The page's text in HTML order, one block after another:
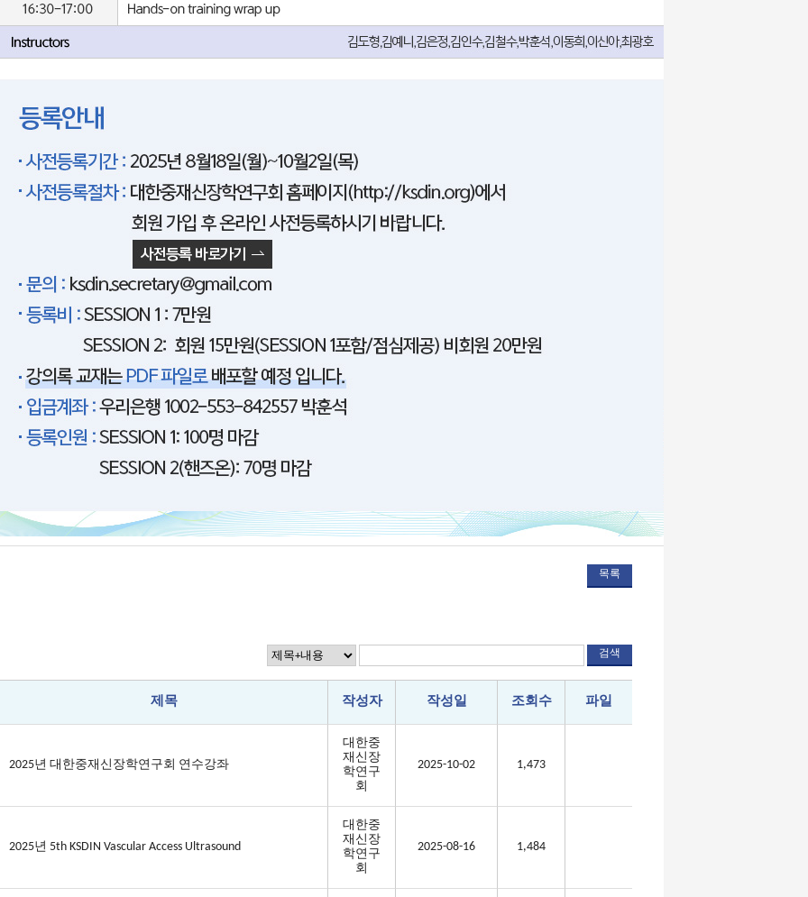
제목 작성자 작성일 조회수 파일
2025년 대한중재신장학연구회 연수강좌
대한중
재신장
학연구
회
2025-10-02 1,473
2025년 5th KSDIN Vascular Access Ultrasound
대한중
재신장
학연구
회
2025-08-16 1,484